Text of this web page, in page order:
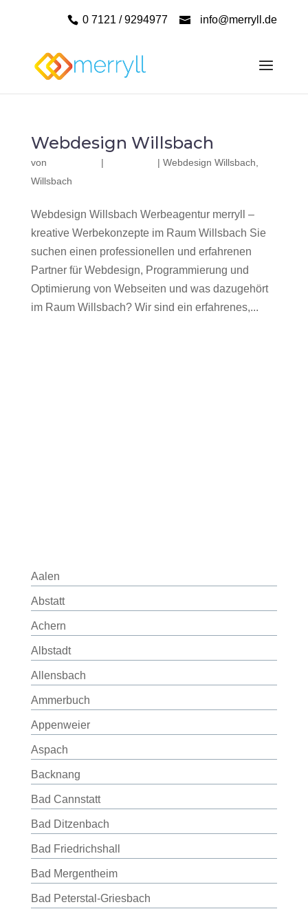
0 7121 / 9294977 info@merryll.de
Webdesign Willsbach
von | | Webdesign Willsbach
Willsbach
Webdesign Willsbach Werbeagentur merryll –
kreative Werbekonzepte im Raum Willsbach Sie
suchen einen professionellen und erfahrenen
Partner für Webdesign, Programmierung und
Optimierung von Webseiten und was dazugehört
im Raum Willsbach? Wir sind ein erfahrenes,...
Aalen
Abstatt
Achern
Albstadt
Allensbach
Ammerbuch
Appenweier
Aspach
Backnang
Bad Cannstatt
Bad Ditzenbach
Bad Friedrichshall
Bad Mergentheim
Bad Peterstal-Griesbach